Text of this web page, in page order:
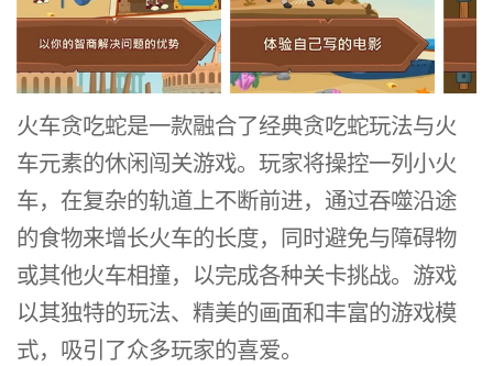
火车贪吃蛇是一款融合了经典贪吃蛇玩法与火
车元素的休闲闯关游戏。玩家将操控一列小火
车，在复杂的轨道上不断前进，通过吞噬沿途
的食物来增长火车的长度，同时避免与障碍物
或其他火车相撞，以完成各种关卡挑战。游戏
以其独特的玩法、精美的画面和丰富的游戏模
式，吸引了众多玩家的喜爱。